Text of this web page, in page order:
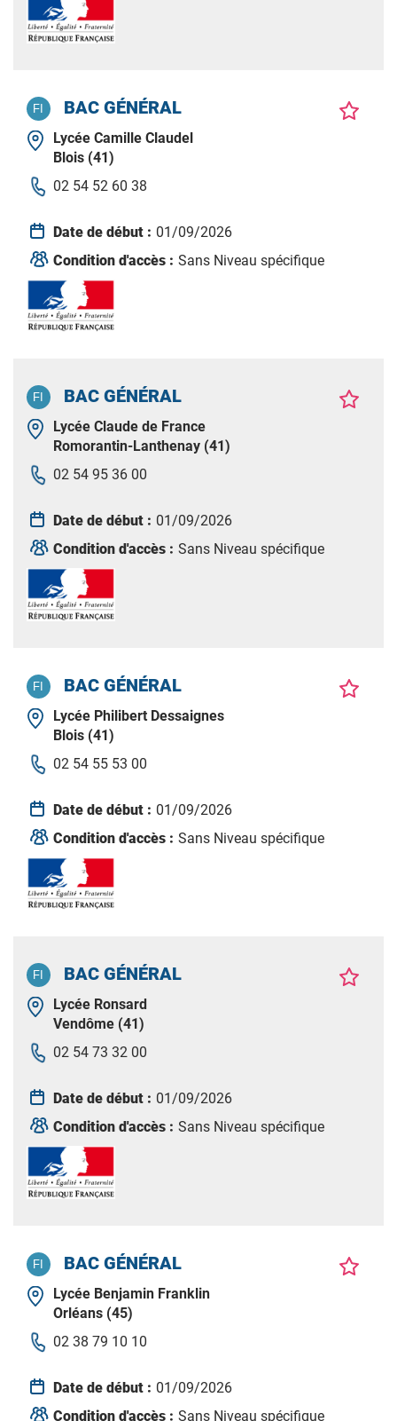
BAC GÉNÉRAL
Lycée Camille Claudel
Blois (41)
02 54 52 60 38
Date de début : 01/09/2026
Condition d'accès : Sans Niveau spécifique
BAC GÉNÉRAL
Lycée Claude de France
Romorantin-Lanthenay (41)
02 54 95 36 00
Date de début : 01/09/2026
Condition d'accès : Sans Niveau spécifique
BAC GÉNÉRAL
Lycée Philibert Dessaignes
Blois (41)
02 54 55 53 00
Date de début : 01/09/2026
Condition d'accès : Sans Niveau spécifique
BAC GÉNÉRAL
Lycée Ronsard
Vendôme (41)
02 54 73 32 00
Date de début : 01/09/2026
Condition d'accès : Sans Niveau spécifique
BAC GÉNÉRAL
Lycée Benjamin Franklin
Orléans (45)
02 38 79 10 10
Date de début : 01/09/2026
Condition d'accès : Sans Niveau spécifique